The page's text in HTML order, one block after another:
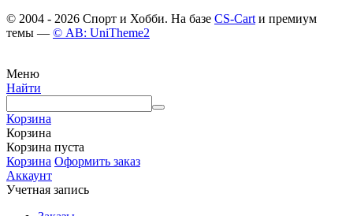
© 2004 - 2026 Спорт и Хобби. На базе CS-Cart и премиум
темы — © AB: UniTheme2
Меню
Найти
Корзина
Корзина
Корзина пуста
Корзина Оформить заказ
Аккаунт
Учетная запись